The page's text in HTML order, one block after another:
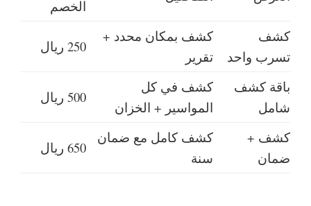
الخصم
كشف
تسرب واحد
كشف بمكان محدد +
تقرير
250 ريال
باقة كشف
شامل
كشف في كل
المواسير + الخزان
500 ريال
كشف +
ضمان
كشف كامل مع ضمان
سنة
650 ريال